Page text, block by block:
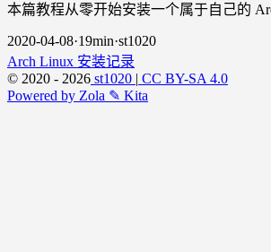
本篇教程从零开始安装一个属于自己的
2020-04-08·19min·st1020
Arch Linux 安装记录
© 2020 - 2026 st1020 | CC BY-SA 4.0
Powered by Zola ✎ Kita